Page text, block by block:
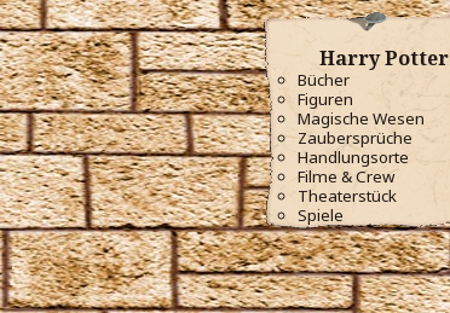
Harry Potter
Bücher
Figuren
Magische Wesen
Zaubersprüche
Handlungsorte
Filme & Crew
Theaterstück
Spiele